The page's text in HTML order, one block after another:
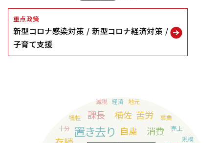
重点政策
新型コロナ感染対策
新型コロナ経済対策
子育て支援